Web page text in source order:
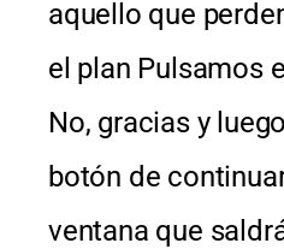
aquello que
el plan Pulsamos
No, gracias y
botón de
ventana que